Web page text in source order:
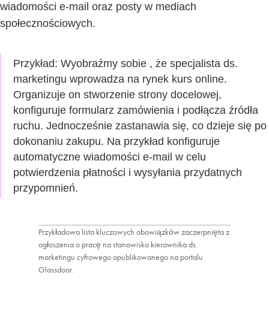
wiadomości e-mail oraz posty w mediach
społecznościowych.
Przykład: Wyobraźmy sobie , że specjalista ds.
marketingu wprowadza na rynek kurs online.
Organizuje on stworzenie strony docelowej,
konfiguruje formularz zamówienia i podłącza źródła
ruchu. Jednocześnie zastanawia się, co dzieje się po
dokonaniu zakupu. Na przykład konfiguruje
automatyczne wiadomości e-mail w celu
potwierdzenia płatności i wysyłania przydatnych
przypomnień.
Przykładowa lista kluczowych obowiązków zaczerpnięta z
ogłoszenia o pracę na stanowisko kierownika ds.
marketingu cyfrowego opublikowanego na portalu
Glassdoor.